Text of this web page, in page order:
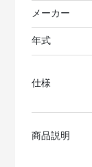
メーカー
年式
仕様
商品説明